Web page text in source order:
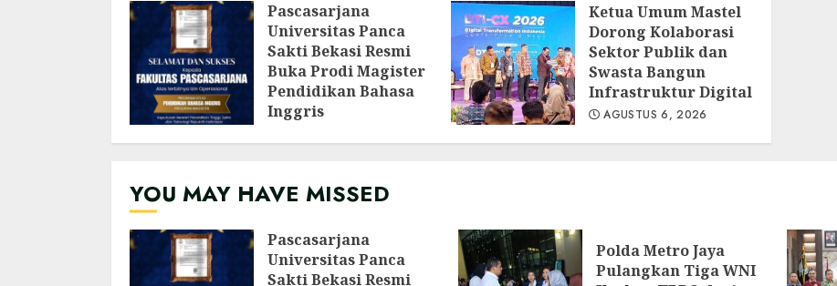
Pascasarjana
Universitas Panca
Sakti Bekasi Resmi
Buka Prodi Magister
Pendidikan Bahasa
Inggris
Ketua Umum Mastel
Dorong Kolaborasi
Sektor Publik dan
Swasta Bangun
Infrastruktur Digital
AGUSTUS 6, 2026
YOU MAY HAVE MISSED
Pascasarjana
Universitas Panca
Sakti Bekasi Resmi
Polda Metro Jaya
Pulangkan Tiga WNI